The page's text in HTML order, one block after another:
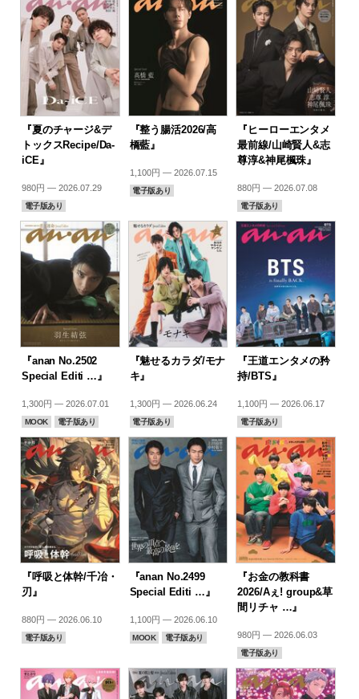
『夏のチャージ&デ
トックスRecipe/Da-
iCE』
980円 — 2026.07.29
電子版あり
『整う腸活2026/高
橋藍』
1,100円 — 2026.07.15
電子版あり
『ヒーローエンタメ
最前線/山崎賢人&志
尊淳&神尾楓珠』
880円 — 2026.07.08
電子版あり
『anan No.2502
Special Editi …』
1,300円 — 2026.07.01
MOOK 電子版あり
『魅せるカラダ/モナ
キ』
1,300円 — 2026.06.24
電子版あり
『王道エンタメの矜
持/BTS』
1,100円 — 2026.06.17
電子版あり
『呼吸と体幹/千冶・
刃』
880円 — 2026.06.10
電子版あり
『anan No.2499
Special Editi …』
1,100円 — 2026.06.10
MOOK 電子版あり
『お金の教科書
2026/Aぇ! group&草
間リチャ …』
980円 — 2026.06.03
電子版あり